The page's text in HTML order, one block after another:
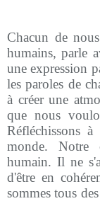
Chacun de
humains, parle
une expression
les paroles de
à créer une
que nous
Réfléchissons
monde. Notre
humain. Il ne
d'être en
sommes tous